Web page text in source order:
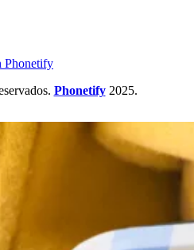
Phonetify
Phonetify2025.